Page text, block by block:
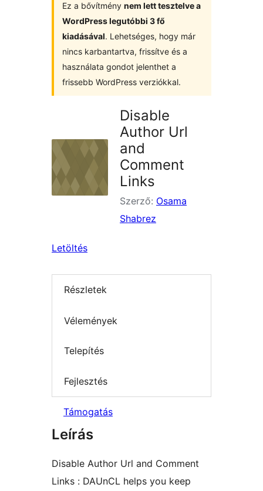
Ez a bővítmény nem lett tesztelve a
WordPress legutóbbi 3 fő
kiadásával. Lehetséges, hogy már
nincs karbantartva, frissítve és a
használata gondot jelenthet a
frissebb WordPress verziókkal.
Disable
Author Url
and
Comment
Links
Szerző: Osama
Shabrez
Letöltés
Részletek
Vélemények
Telepítés
Fejlesztés
Támogatás
Leírás
Disable Author Url and Comment
Links : DAUnCL helps you keep